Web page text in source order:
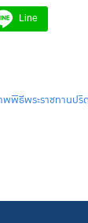
Line
พพิธีพระราชทานป